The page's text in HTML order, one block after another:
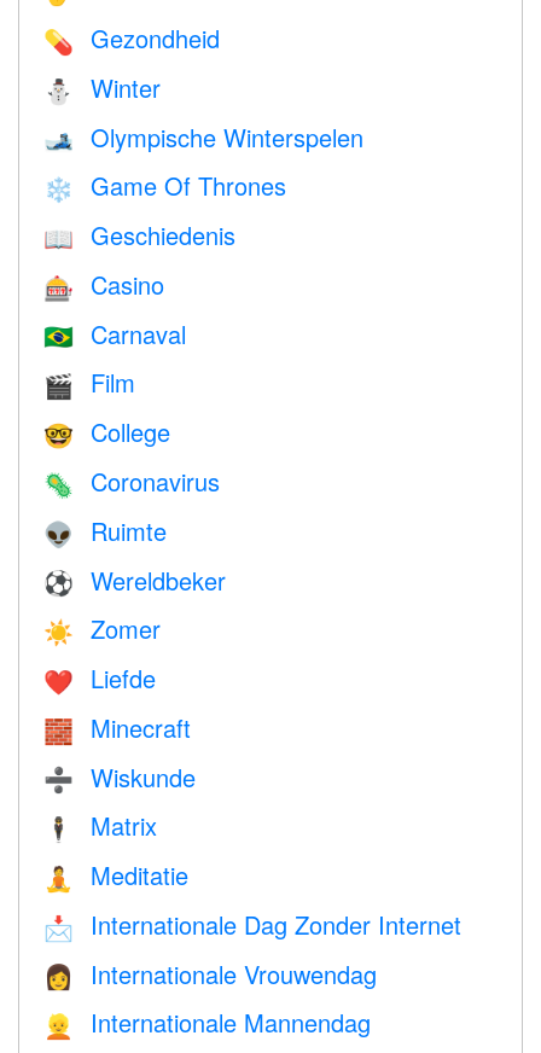
💊 Gezondheid
⛄ Winter
🎿 Olympische Winterspelen
❄️ Game Of Thrones
📖 Geschiedenis
🎰 Casino
🇧🇷 Carnaval
🎬 Film
🤓 College
🦠 Coronavirus
👽 Ruimte
⚽ Wereldbeker
☀️ Zomer
❤️️ Liefde
🧱 Minecraft
➗ Wiskunde
🕴️ Matrix
🧘 Meditatie
📩 Internationale Dag Zonder Internet
👩 Internationale Vrouwendag
👱 Internationale Mannendag